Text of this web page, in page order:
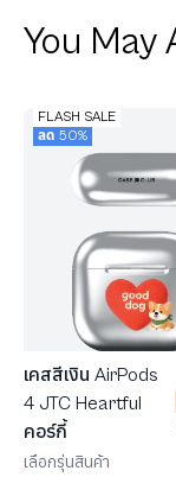
You May
FLASH SALE
ลด 50%
เคสสีเงิน AirPods
4 JTC Heartful
คอร์กี้
เลือกรุ่นสินค้า